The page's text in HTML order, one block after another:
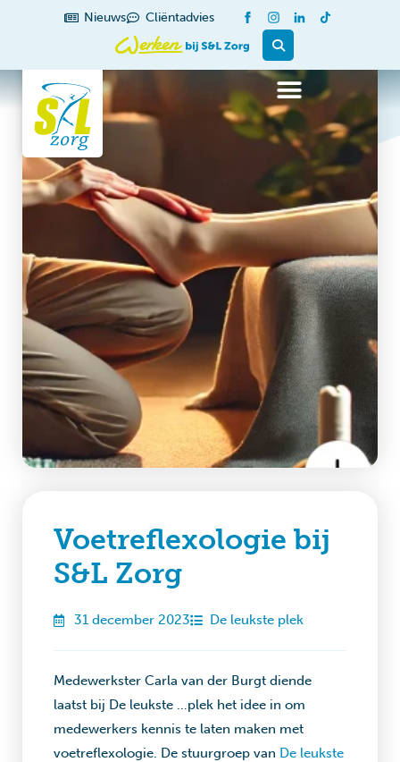
Nieuws Cliëntadvies
Voetreflexologie bij
S&L Zorg
31 december 2023 De leukste plek
Medewerkster Carla van der Burgt diende
laatst bij De leukste …plek het idee in om
medewerkers kennis te laten maken met
voetreflexologie. De stuurgroep van De leukste